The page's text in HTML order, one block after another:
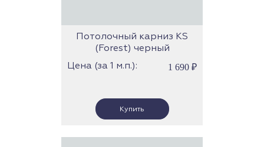
Потолочный карниз KS
(Forest) черный
Цена (за 1 м.п.):
1 690 ₽